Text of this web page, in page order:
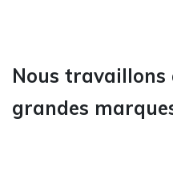
Nous travaillons
grandes